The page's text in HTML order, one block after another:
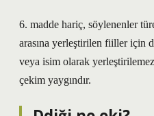
6. madde hariç, söylenenler
arasına yerleştirilen fiiller için
veya isim olarak
çekim yaygındır.